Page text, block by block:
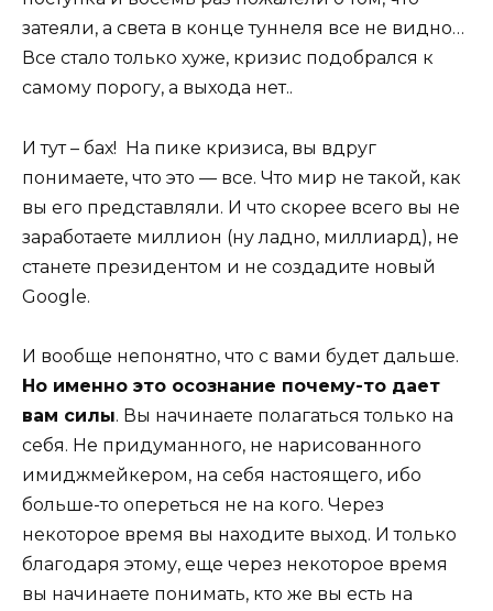
затеяли, а света в конце туннеля все не видно…
Все стало только хуже, кризис подобрался к
самому порогу, а выхода нет..
И тут – бах! На пике кризиса, вы вдруг
понимаете, что это — все. Что мир не такой, как
вы его представляли. И что скорее всего вы не
заработаете миллион (ну ладно, миллиард), не
станете президентом и не создадите новый
Google.
И вообще непонятно, что с вами будет дальше.
Но именно это осознание почему-то дает
вам силы. Вы начинаете полагаться только на
себя. Не придуманного, не нарисованного
имиджмейкером, на себя настоящего, ибо
больше-то опереться не на кого. Через
некоторое время вы находите выход. И только
благодаря этому, еще через некоторое время
вы начинаете понимать, кто же вы есть на